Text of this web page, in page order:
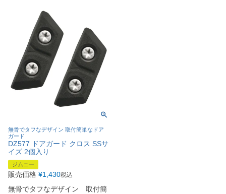
無骨でタフなデザイン 取付簡単なドア
ガード
DZ577 ドアガード クロス SSサ
イズ 2個入り
ジムニー
販売価格 ¥1,430税込
無骨でタフなデザイン 取付簡